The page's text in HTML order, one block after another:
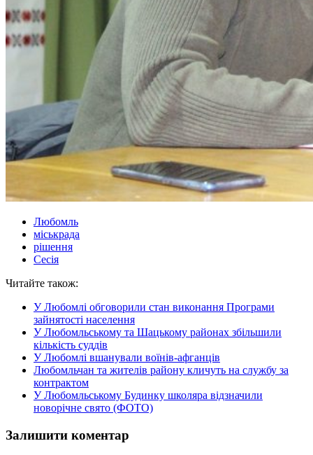
Любомль
міськрада
рішення
Сесія
Читайте також:
У Любомлі обговорили стан виконання Програми
зайнятості населення
У Любомльському та Шацькому районах збільшили
кількість суддів
У Любомлі вшанували воїнів-афганців
Любомльчан та жителів району кличуть на службу за
контрактом
У Любомльському Будинку школяра відзначили
новорічне свято (ФОТО)
Залишити коментар